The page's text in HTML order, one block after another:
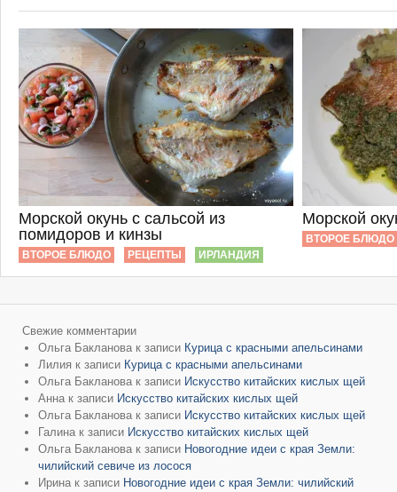
Морской окунь с сальсой из
помидоров и кинзы
ВТОРОЕ БЛЮДО РЕЦЕПТЫ ИРЛАНДИЯ
Морской
ВТОРОЕ БЛЮДО
Свежие комментарии
Ольга Бакланова к записи Курица с красными апельсинами
Лилия к записи Курица с красными апельсинами
Ольга Бакланова к записи Искусство китайских кислых щей
Анна к записи Искусство китайских кислых щей
Ольга Бакланова к записи Искусство китайских кислых щей
Галина к записи Искусство китайских кислых щей
Ольга Бакланова к записи Новогодние идеи с края Земли:
чилийский севиче из лосося
Ирина к записи Новогодние идеи с края Земли: чилийский